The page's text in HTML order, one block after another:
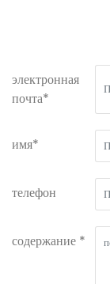
электронная
почта*
имя*
телефон
содержание *